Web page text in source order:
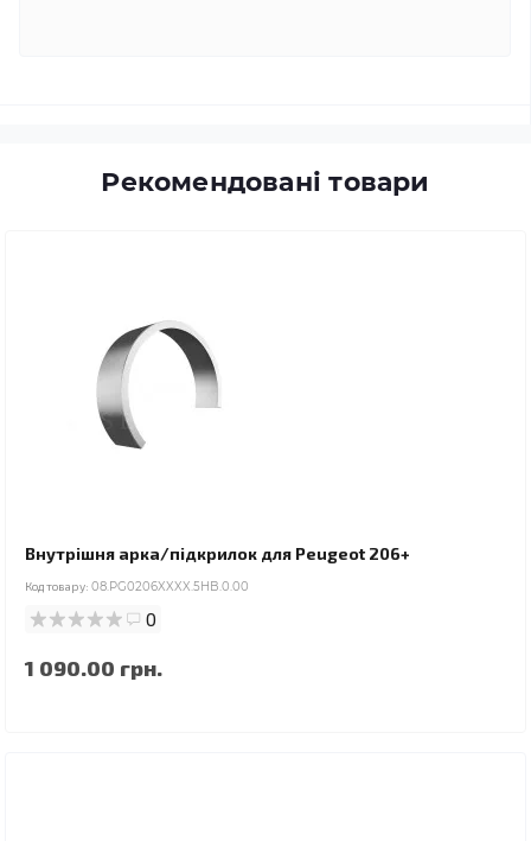
Рекомендовані товари
Внутрішня арка/підкрилок для Peugeot 206+
Код товару: 08.PG0206XXXX.5HB.0.00
0
1 090.00 грн.